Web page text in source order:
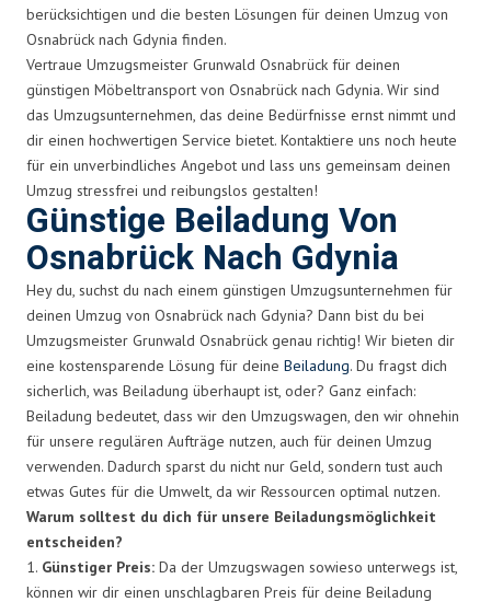
berücksichtigen und die besten Lösungen für deinen Umzug von
Osnabrück nach Gdynia finden.
Vertraue Umzugsmeister Grunwald Osnabrück für deinen
günstigen Möbeltransport von Osnabrück nach Gdynia. Wir sind
das Umzugsunternehmen, das deine Bedürfnisse ernst nimmt und
dir einen hochwertigen Service bietet. Kontaktiere uns noch heute
für ein unverbindliches Angebot und lass uns gemeinsam deinen
Umzug stressfrei und reibungslos gestalten!
Günstige Beiladung Von
Osnabrück Nach Gdynia
Hey du, suchst du nach einem günstigen Umzugsunternehmen für
deinen Umzug von Osnabrück nach Gdynia? Dann bist du bei
Umzugsmeister Grunwald Osnabrück genau richtig! Wir bieten dir
eine kostensparende Lösung für deine Beiladung. Du fragst dich
sicherlich, was Beiladung überhaupt ist, oder? Ganz einfach:
Beiladung bedeutet, dass wir den Umzugswagen, den wir ohnehin
für unsere regulären Aufträge nutzen, auch für deinen Umzug
verwenden. Dadurch sparst du nicht nur Geld, sondern tust auch
etwas Gutes für die Umwelt, da wir Ressourcen optimal nutzen.
Warum solltest du dich für unsere Beiladungsmöglichkeit
entscheiden?
1. Günstiger Preis: Da der Umzugswagen sowieso unterwegs ist,
können wir dir einen unschlagbaren Preis für deine Beiladung